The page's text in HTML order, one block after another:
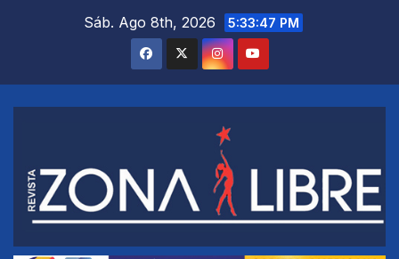
Sáb. Ago 8th, 2026 5:33:48 PM